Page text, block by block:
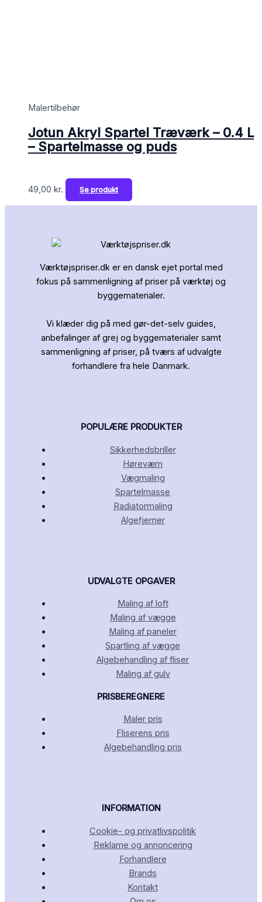
Malertilbehør
Jotun Akryl Spartel Træværk – 0.4 L
– Spartelmasse og puds
49,00 kr. Se produkt
Værktøjspriser.dk er en dansk ejet portal med
fokus på sammenligning af priser på værktøj og
byggematerialer.
Vi klæder dig på med gør-det-selv guides,
anbefalinger af grej og byggematerialer samt
sammenligning af priser, på tværs af udvalgte
forhandlere fra hele Danmark.
POPULÆRE PRODUKTER
Sikkerhedsbriller
Høreværn
Vægmaling
Spartelmasse
Radiatormaling
Algefjerner
UDVALGTE OPGAVER
Maling af loft
Maling af vægge
Maling af paneler
Spartling af vægge
Algebehandling af fliser
Maling af gulv
PRISBEREGNERE
Maler pris
Fliserens pris
Algebehandling pris
INFORMATION
Cookie- og privatlivspolitik
Reklame og annoncering
Forhandlere
Brands
Kontakt